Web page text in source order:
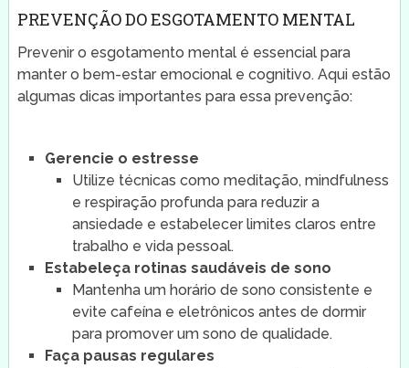
PREVENÇÃO DO ESGOTAMENTO MENTAL
Prevenir o esgotamento mental é essencial para
manter o bem-estar emocional e cognitivo. Aqui estão
algumas dicas importantes para essa prevenção:
Gerencie o estresse
Utilize técnicas como meditação, mindfulness
e respiração profunda para reduzir a
ansiedade e estabelecer limites claros entre
trabalho e vida pessoal.
Estabeleça rotinas saudáveis de sono
Mantenha um horário de sono consistente e
evite cafeína e eletrônicos antes de dormir
para promover um sono de qualidade.
Faça pausas regulares